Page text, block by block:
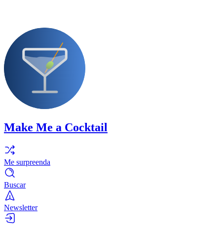
Make Me a Cocktail
Me surpreenda
Buscar
Newsletter